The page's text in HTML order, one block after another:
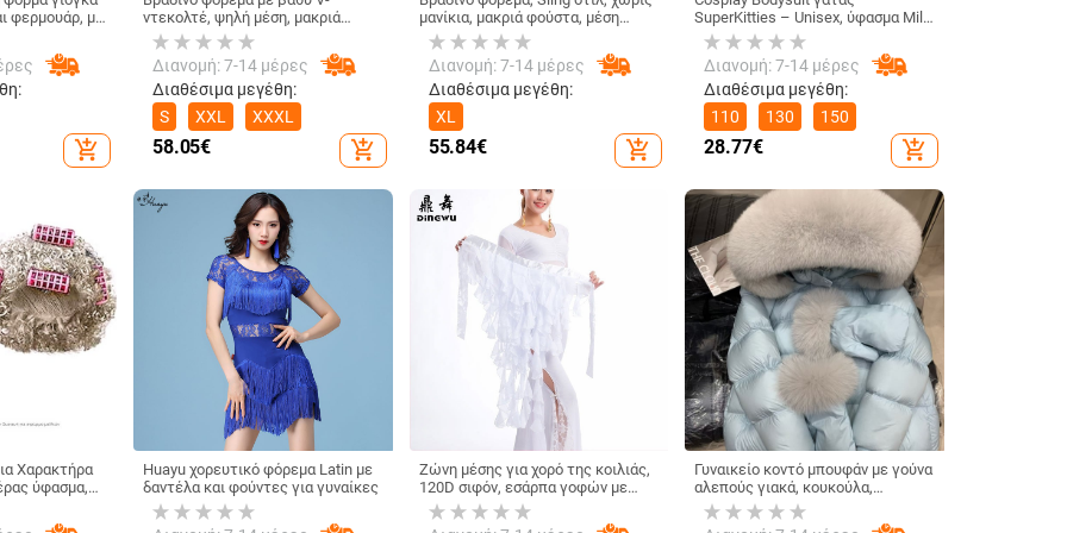
φερμουάρ, με
διαπνέει,
σε υφή
25%
χορό)
add_shopping_cart
ντεκολτέ, ψηλή μέση, μακριά
μανίκια, μικρή ουρά, μακριά
φούστα
Διανομή: 7-14 μέρες
Διαθέσιμα μεγέθη:
S
XXL XXXL
58.05€ add_shopping_cart
μανίκια, μακριά φούστα, μέση
μεσαία
Διανομή: 7-14 μέρες
Διαθέσιμα μεγέθη:
XL
55.84€ add_shopping_cart
SuperKitties – Unisex, ύφασμα Milk
Silk, Πολυεστέρας 70-80%, για
παιχνίδια και ρόλους σε anime,
Άνοιξη 2024
Διανομή: 7-14 μέρες
Διαθέσιμα μεγέθη:
110
130 150
28.77€ add_shopping_cart
Χαρακτήρα
ύφασμα,
για
Για
Huayu χορευτικό φόρεμα Latin με
δαντέλα και φούντες για γυναίκες
Ζώνη μέσης για χορό της κοιλιάς,
120D σιφόν, εσάρπα γοφών με
μοτίβο εννιά ουρών αλεπούς,
πολυεστέρας 80-90%
Γυναικείο κοντό μπουφάν με γούνα
αλεπούς γιακά, κουκούλα,
παχύτερη ζεστασιά, πλήρωση από
λευκό πάπιου φτερού 201–300 g,